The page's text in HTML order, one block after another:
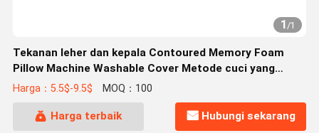
1/1
Tekanan leher dan kepala Contoured Memory Foam
Pillow Machine Washable Cover Metode cuci yang
nyaman Termasuk
Harga：5.5$-9.5$ MOQ：100
Harga terbaik Hubungi sekarang